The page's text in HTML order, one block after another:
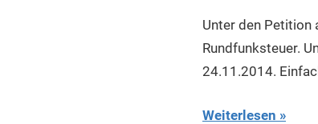
Unter den Petition
Rundfunksteuer.
24.11.2014.
Weiterlesen